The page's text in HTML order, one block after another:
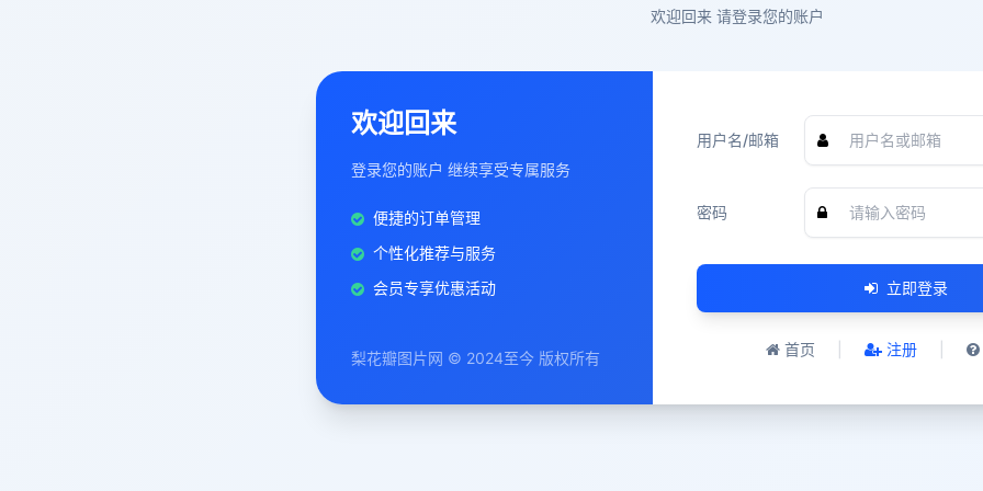
欢迎回来 请登录您的账户
欢迎回来
登录您的账户 继续享受专属服务
便捷的订单管理
个性化推荐与服务
会员专享优惠活动
梨花瓣图片网 © 2024至今 版权所有
用户名/邮箱
密码
立即登录
首页 注册